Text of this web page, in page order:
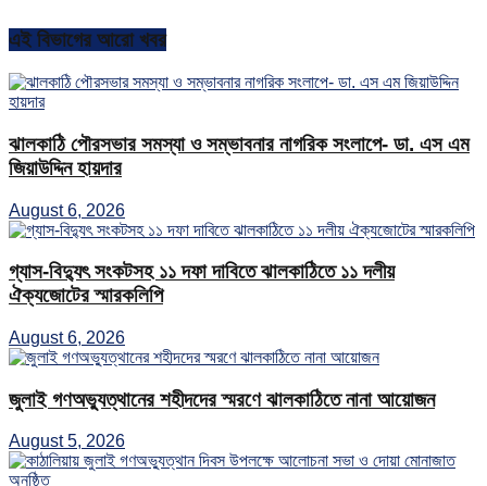
এই বিভাগের আরো খবর
ঝালকাঠি পৌরসভার সমস্যা ও সম্ভাবনার নাগরিক সংলাপে- ডা. এস এম
জিয়াউদ্দিন হায়দার
August 6, 2026
গ্যাস-বিদ্যুৎ সংকটসহ ১১ দফা দাবিতে ঝালকাঠিতে ১১ দলীয়
ঐক্যজোটের স্মারকলিপি
August 6, 2026
জুলাই গণঅভ্যুত্থানের শহীদদের স্মরণে ঝালকাঠিতে নানা আয়োজন
August 5, 2026